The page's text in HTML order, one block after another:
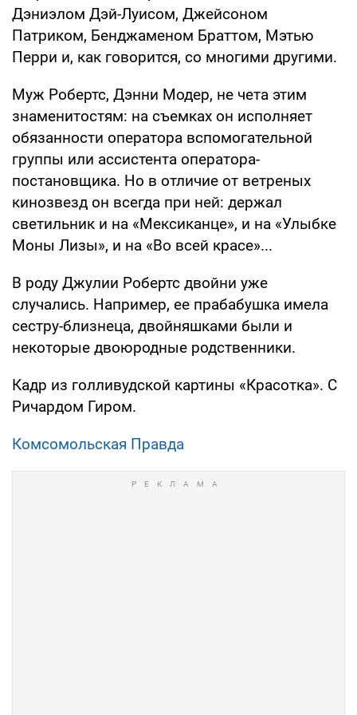
Дэниэлом Дэй-Луисом, Джейсоном
Патриком, Бенджаменом Браттом, Мэтью
Перри и, как говорится, со многими другими.
Муж Робертс, Дэнни Модер, не чета этим
знаменитостям: на съемках он исполняет
обязанности оператора вспомогательной
группы или ассистента оператора-
постановщика. Но в отличие от ветреных
кинозвезд он всегда при ней: держал
светильник и на «Мексиканце», и на «Улыбке
Моны Лизы», и на «Во всей красе»...
В роду Джулии Робертс двойни уже
случались. Например, ее прабабушка имела
сестру-близнеца, двойняшками были и
некоторые двоюродные родственники.
Кадр из голливудской картины «Красотка». С
Ричардом Гиром.
Комсомольская Правда